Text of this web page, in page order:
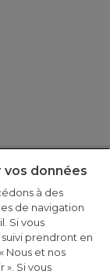
données
à des
de navigation
Si vous
prendront en
Nous et nos
Si vous